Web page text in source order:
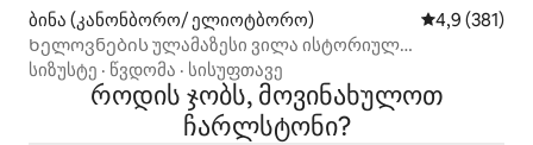
ბინა (კანონბორო/ ელიოტბორო) საშუალო
4,9 (381)
Ხელოვნების ულამაზესი ვილა ისტორიულ
შარლსტონში, სამხრეთ კაროლინის შტატი
სიზუსტე · წვდომა · სისუფთავე
როდის ჯობს, მოვინახულოთ
ჩარლსტონი?